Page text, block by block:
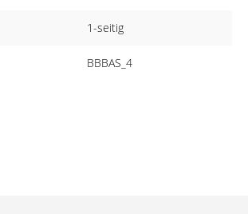
ein qualitatives Produkt erhalten.
1-seitig
BBBAS_4